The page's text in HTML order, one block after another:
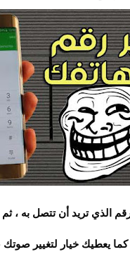
الذي تريد أن تتصل به ،
كما يعطيك خيار لتغيير صوتك